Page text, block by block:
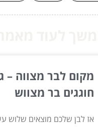
מקום לבר מצווה –
חוגגים בר מצווש
אז לבן שלכם מוצאים שלוש